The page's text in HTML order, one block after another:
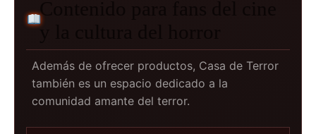
Contenido para fans del cine
y la cultura del horror
Además de ofrecer productos, Casa de Terror
también es un espacio dedicado a la
comunidad amante del terror.